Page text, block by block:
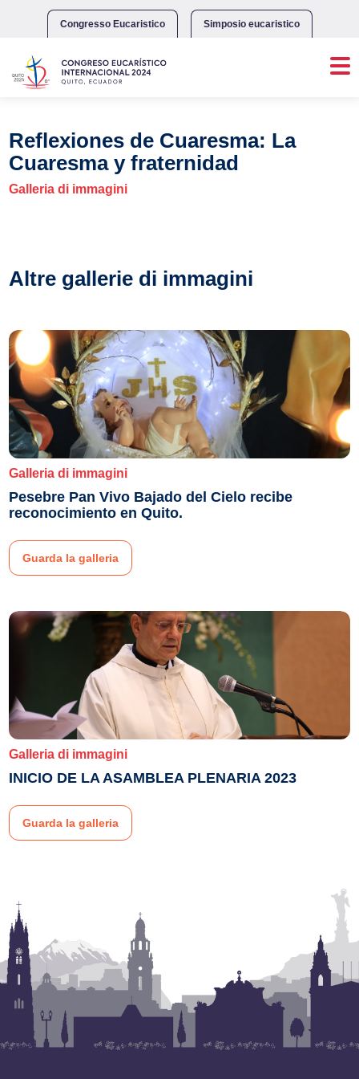
Congresso Eucaristico Simposio eucaristico
Reflexiones de Cuaresma: La
Cuaresma y fraternidad
Galleria di immagini
Altre gallerie di immagini
Galleria di immagini
Pesebre Pan Vivo Bajado del Cielo recibe
reconocimiento en Quito.
Guarda la galleria
Galleria di immagini
INICIO DE LA ASAMBLEA PLENARIA 2023
Guarda la galleria